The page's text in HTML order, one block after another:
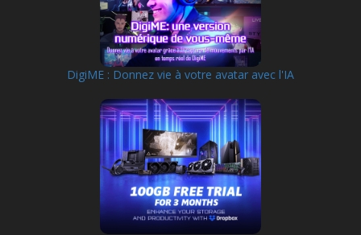
DigiME : Donnez vie à votre avatar avec l'IA